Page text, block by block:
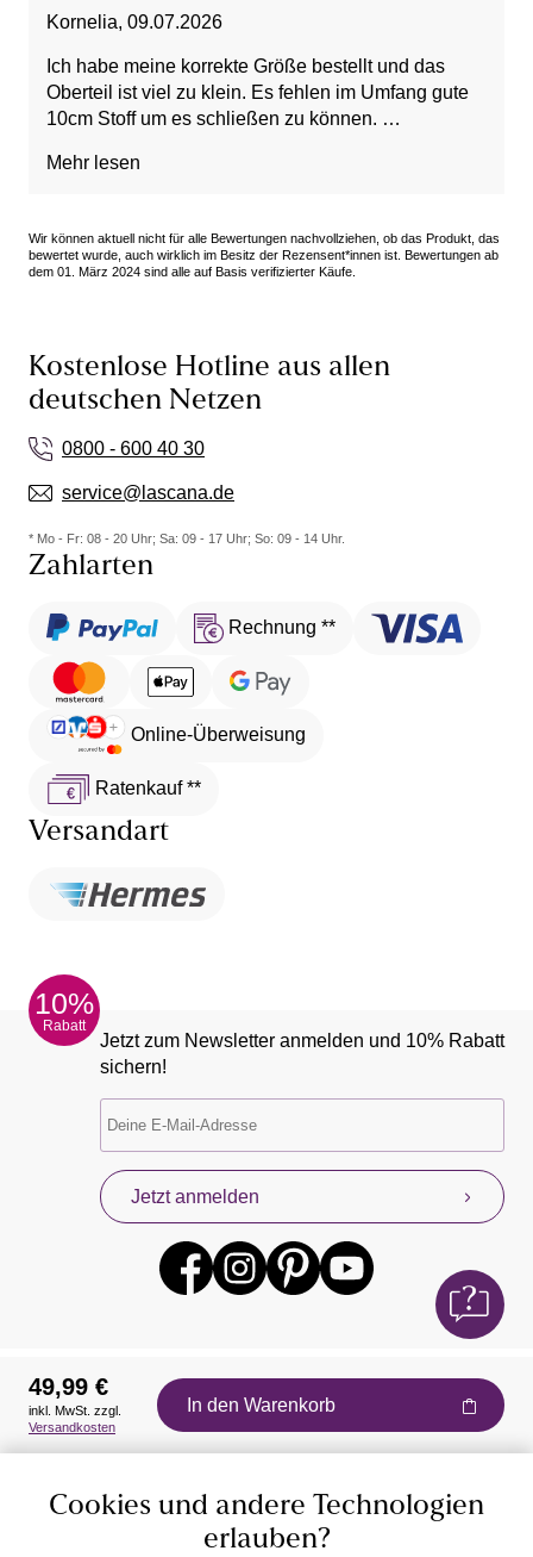
Kornelia, 09.07.2026
Ich habe meine korrekte Größe bestellt und das
Oberteil ist viel zu klein. Es fehlen im Umfang gute
10cm Stoff um es schließen zu können.
Mehr lesen
Wir können aktuell nicht für alle Bewertungen nachvollziehen, ob das Produkt, das
bewertet wurde, auch wirklich im Besitz der Rezensent*innen ist. Bewertungen ab
dem 01. März 2024 sind alle auf Basis verifizierter Käufe.
Kostenlose Hotline aus allen
deutschen Netzen
0800 - 600 40 30
service@lascana.de
* Mo - Fr: 08 - 20 Uhr; Sa: 09 - 17 Uhr; So: 09 - 14 Uhr.
Zahlarten
Rechnung **
Online-Überweisung
Ratenkauf **
Versandart
10%
Rabatt
Jetzt zum Newsletter anmelden und 10% Rabatt
sichern!
Jetzt anmelden
Auszeichnungen
49,99 €
inkl. MwSt. zzgl.
Versandkosten
In den Warenkorb
Cookies und andere Technologien
erlauben?